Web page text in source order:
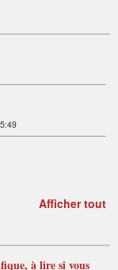
Afficher tout
à lire si vous